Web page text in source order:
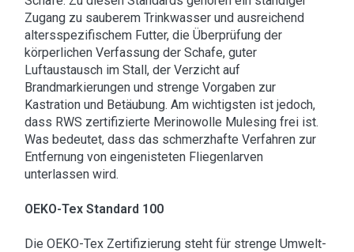
Zugang zu sauberem Trinkwasser und ausreichend
altersspezifischem Futter, die Überprüfung der
körperlichen Verfassung der Schafe, guter
Luftaustausch im Stall, der Verzicht auf
Brandmarkierungen und strenge Vorgaben zur
Kastration und Betäubung. Am wichtigsten ist jedoch,
dass RWS zertifizierte Merinowolle Mulesing frei ist.
Was bedeutet, dass das schmerzhafte Verfahren zur
Entfernung von eingenisteten Fliegenlarven
unterlassen wird.
OEKO-Tex Standard 100
Die OEKO-Tex Zertifizierung steht für strenge Umwelt-